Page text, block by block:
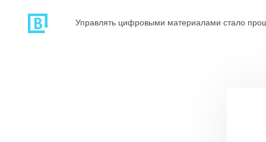
Управлять цифровыми материалами стало